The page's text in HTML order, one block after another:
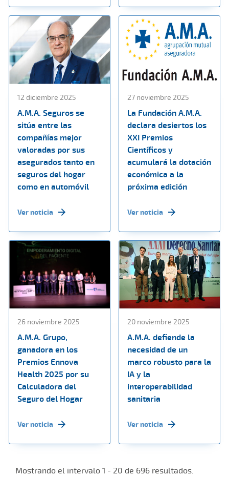
12 diciembre 2025
A.M.A. Seguros se
sitúa entre las
compañías mejor
valoradas por sus
asegurados tanto en
seguros del hogar
como en automóvil
Ver noticia
27 noviembre 2025
La Fundación A.M.A.
declara desiertos los
XXI Premios
Científicos y
acumulará la dotación
económica a la
próxima edición
Ver noticia
26 noviembre 2025
A.M.A. Grupo,
ganadora en los
Premios Ennova
Health 2025 por su
Calculadora del
Seguro del Hogar
Ver noticia
20 noviembre 2025
A.M.A. defiende la
necesidad de un
marco robusto para la
IA y la
interoperabilidad
sanitaria
Ver noticia
Mostrando el intervalo 1 - 20 de 696 resultados.